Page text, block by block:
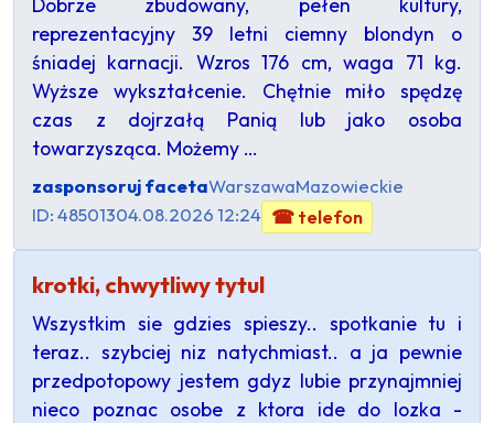
reprezentacyjny 39 letni ciemny blondyn o
śniadej karnacji. Wzros 176 cm, waga 71 kg.
Wyższe wykształcenie. Chętnie miło spędzę
czas z dojrzałą Panią lub jako osoba
towarzysząca. Możemy …
zasponsoruj facetaWarszawaMazowieckie
ID: 48501304.08.2026 12:24 ☎ telefon
krotki, chwytliwy tytul
Wszystkim sie gdzies spieszy.. spotkanie tu i
teraz.. szybciej niz natychmiast.. a ja pewnie
przedpotopowy jestem gdyz lubie przynajmniej
nieco poznac osobe z ktora ide do lozka -